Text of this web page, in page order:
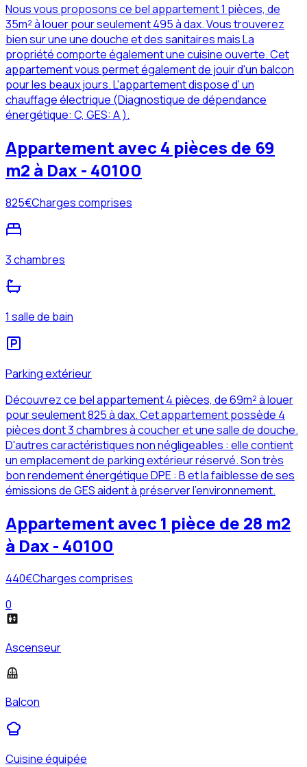
Nous vous proposons ce bel appartement 1 pièces, de
35m² à louer pour seulement 495 à dax. Vous trouverez
bien sur une une douche et des sanitaires mais La
propriété comporte également une cuisine ouverte. Cet
appartement vous permet également de jouir d'un balcon
pour les beaux jours. L'appartement dispose d' un
chauffage électrique (Diagnostique de dépendance
énergétique: C, GES: A ).
Appartement avec 4 pièces de 69
m2 à Dax - 40100
825€Charges comprises
3 chambres
1 salle de bain
Parking extérieur
Découvrez ce bel appartement 4 pièces, de 69m² à louer
pour seulement 825 à dax. Cet appartement possède 4
pièces dont 3 chambres à coucher et une salle de douche.
D'autres caractéristiques non négligeables : elle contient
un emplacement de parking extérieur réservé. Son très
bon rendement énergétique DPE : B et la faiblesse de ses
émissions de GES aident à préserver l'environnement.
Appartement avec 1 pièce de 28 m2
à Dax - 40100
440€Charges comprises
0
Ascenseur
Balcon
Cuisine équipée